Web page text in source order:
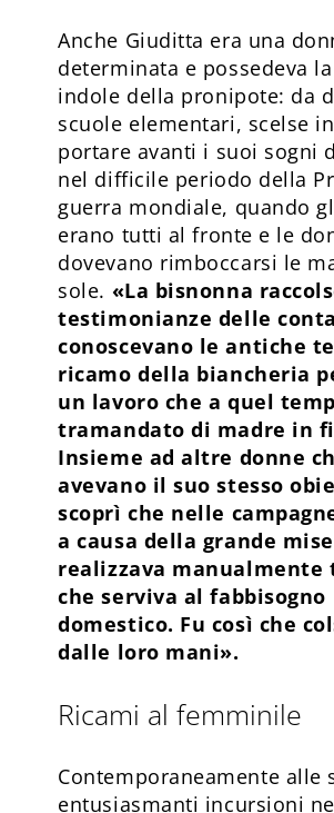
Anche Giuditta era una
determinata e possedeva
indole della pronipote: da
scuole elementari, scelse
portare avanti i suoi sogni
nel difficile periodo della
guerra mondiale, quando
erano tutti al fronte e le
dovevano rimboccarsi le
sole. «La bisnonna
testimonianze delle
conoscevano le antiche
ricamo della biancheria
un lavoro che a quel
tramandato di madre in
Insieme ad altre donne
avevano il suo stesso
scoprì che nelle
a causa della grande
realizzava manualmente
che serviva al fabbisogno
domestico. Fu così che
dalle loro mani».
Ricami al femminile
Contemporaneamente alle
entusiasmanti incursioni